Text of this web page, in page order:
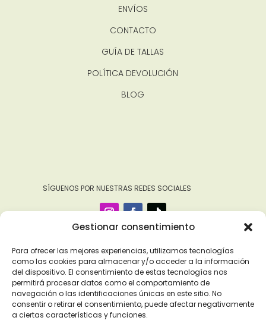
Gestionar consentimiento
Para ofrecer las mejores experiencias, utilizamos tecnologías
como las cookies para almacenar y/o acceder a la información
del dispositivo. El consentimiento de estas tecnologías nos
permitirá procesar datos como el comportamiento de
navegación o las identificaciones únicas en este sitio. No
consentir o retirar el consentimiento, puede afectar negativamente
a ciertas características y funciones.
ENVÍOS
CONTACTO
GUÍA DE TALLAS
POLÍTICA DEVOLUCIÓN
BLOG
‎ ‎ ‎ ‎ ‎ ‎‎ ‎ SÍGUENOS POR NUESTRAS REDES SOCIALES